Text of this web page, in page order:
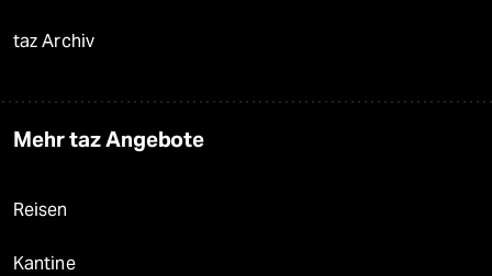
taz Archiv
Mehr taz Angebote
Reisen
Kantine